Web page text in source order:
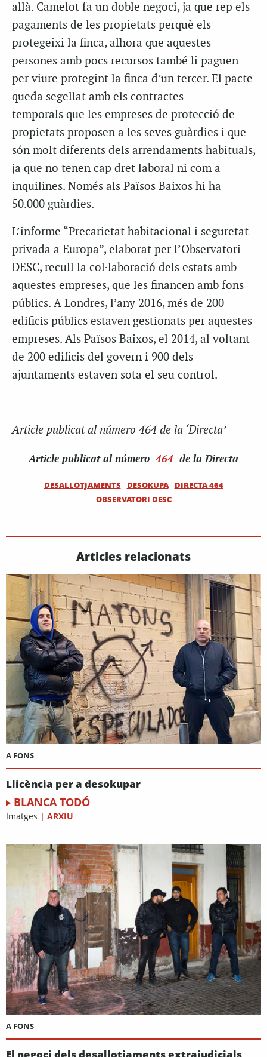
allà. Camelot fa un doble negoci, ja que rep els
pagaments de les propietats perquè els
protegeixi la finca, alhora que aquestes
persones amb pocs recursos també li paguen
per viure protegint la finca d’un tercer. El pacte
queda segellat amb els contractes
temporals que les empreses de protecció de
propietats proposen a les seves guàrdies i que
són molt diferents dels arrendaments habituals,
ja que no tenen cap dret laboral ni com a
inquilines. Només als Països Baixos hi ha
50.000 guàrdies.
L’informe “Precarietat habitacional i seguretat
privada a Europa”, elaborat per l’Observatori
DESC, recull la col·laboració dels estats amb
aquestes empreses, que les financen amb fons
públics. A Londres, l’any 2016, més de 200
edificis públics estaven gestionats per aquestes
empreses. Als Països Baixos, el 2014, al voltant
de 200 edificis del govern i 900 dels
ajuntaments estaven sota el seu control.
Article publicat al número 464 de la ‘Directa’
Article publicat al número 464 de la Directa
DESALLOTJAMENTS DESOKUPA
DIRECTA 464
OBSERVATORI DESC
Articles relacionats
A FONS
Llicència per a desokupar
BLANCA TODÓ
Imatges | ARXIU
A FONS
El negoci dels desallotjaments extrajudicials